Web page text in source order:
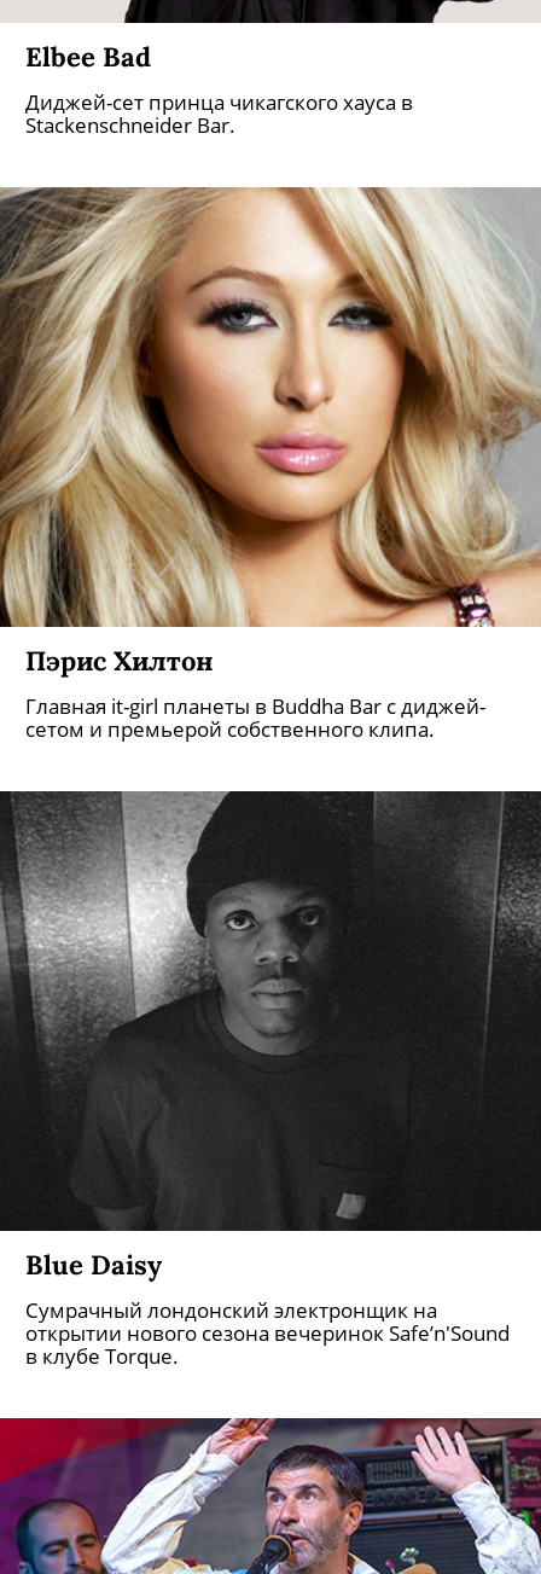
Elbee Bad
Диджей-сет принца чикагского хауса в
Stackenschneider Bar.
Пэрис Хилтон
Главная it-girl планеты в Buddha Bar с диджей-
сетом и премьерой собственного клипа.
Blue Daisy
Сумрачный лондонский электронщик на
открытии нового сезона вечеринок Safe’n'Sound
в клубе Torque.